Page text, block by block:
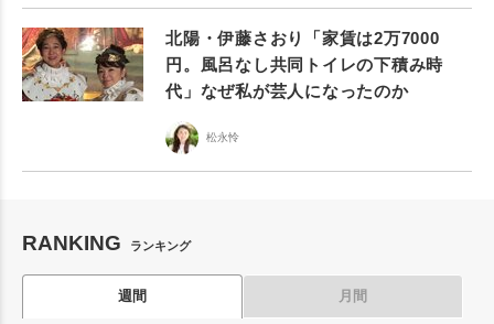
北陽・伊藤さおり「家賃は2万7000
円。風呂なし共同トイレの下積み時
代」なぜ私が芸人になったのか
松永怜
RANKING ランキング
週間 月間